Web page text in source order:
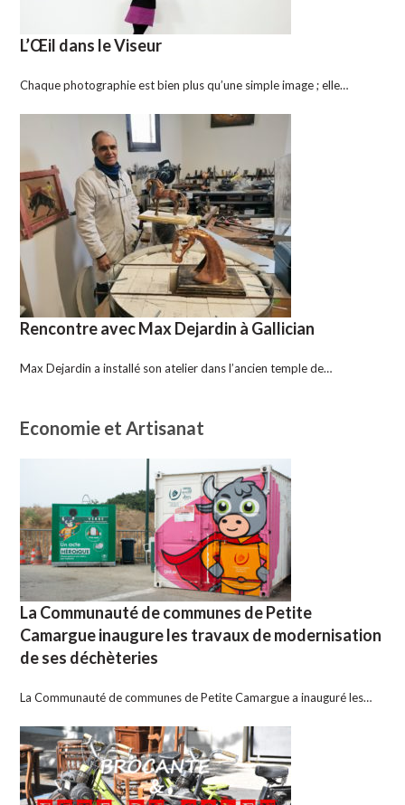
L’Œil dans le Viseur
Chaque photographie est bien plus qu’une simple image ; elle…
Rencontre avec Max Dejardin à Gallician
Max Dejardin a installé son atelier dans l’ancien temple de…
Economie et Artisanat
La Communauté de communes de Petite
Camargue inaugure les travaux de modernisation
de ses déchèteries
La Communauté de communes de Petite Camargue a inauguré les…